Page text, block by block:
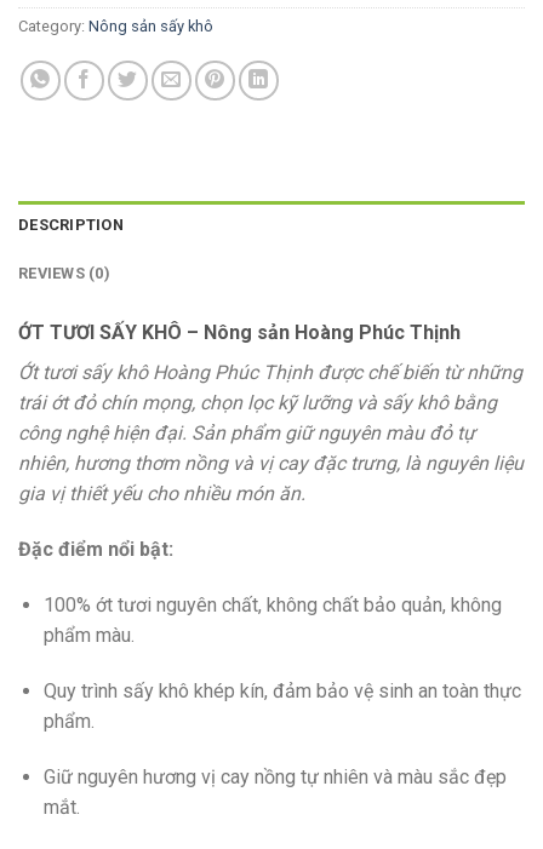
Category: Nông sản sấy khô
DESCRIPTION
REVIEWS (0)
ỚT TƯƠI SẤY KHÔ – Nông sản Hoàng Phúc Thịnh
Ớt tươi sấy khô Hoàng Phúc Thịnh được chế biến từ những
trái ớt đỏ chín mọng, chọn lọc kỹ lưỡng và sấy khô bằng
công nghệ hiện đại. Sản phẩm giữ nguyên màu đỏ tự
nhiên, hương thơm nồng và vị cay đặc trưng, là nguyên liệu
gia vị thiết yếu cho nhiều món ăn.
Đặc điểm nổi bật:
100% ớt tươi nguyên chất, không chất bảo quản, không
phẩm màu.
Quy trình sấy khô khép kín, đảm bảo vệ sinh an toàn thực
phẩm.
Giữ nguyên hương vị cay nồng tự nhiên và màu sắc đẹp
mắt.